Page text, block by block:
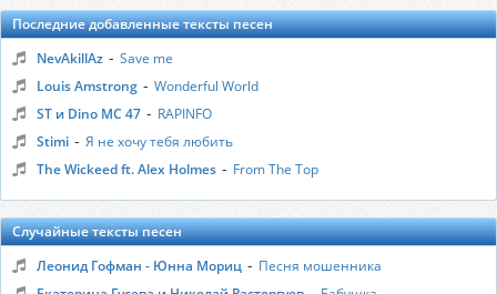
Последние добавленные тексты песен
NevAkillAz - Save me
Louis Amstrong - Wonderful World
ST и Dino MC 47 - RAPINFO
Stimi - Я не хочу тебя любить
The Wickeed ft. Alex Holmes - From The Top
Случайные тексты песен
Леонид Гофман - Юнна Мориц - Песня мошенника